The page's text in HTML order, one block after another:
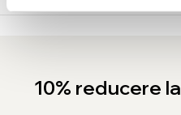
10% reducere